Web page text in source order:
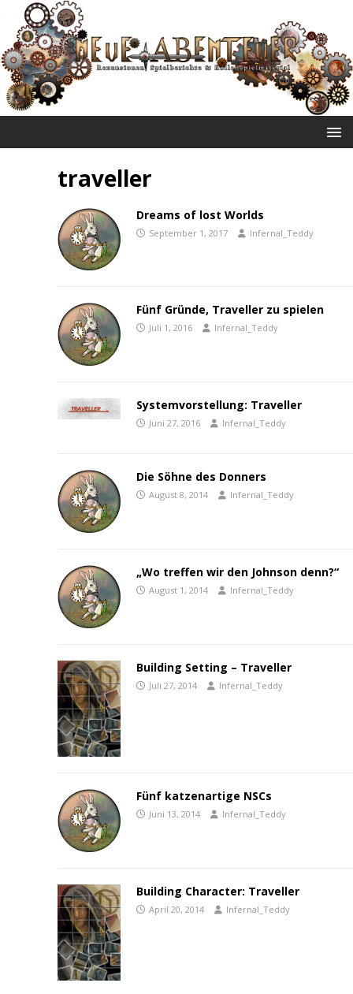
traveller
Dreams of lost Worlds
September 1, 2017 Infernal_Teddy
Fünf Gründe, Traveller zu spielen
Juli 1, 2016 Infernal_Teddy
Systemvorstellung: Traveller
Juni 27, 2016 Infernal_Teddy
Die Söhne des Donners
August 8, 2014 Infernal_Teddy
„Wo treffen wir den Johnson denn?“
August 1, 2014 Infernal_Teddy
Building Setting – Traveller
Juli 27, 2014 Infernal_Teddy
Fünf katzenartige NSCs
Juni 13, 2014 Infernal_Teddy
Building Character: Traveller
April 20, 2014 Infernal_Teddy